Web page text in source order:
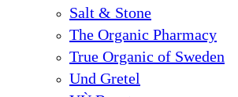
Salt & Stone
The Organic Pharmacy
True Organic of Sweden
Und Gretel